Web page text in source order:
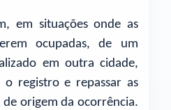
em situações onde as
ocupadas, de um
em outra cidade,
registro e repassar as
origem da ocorrência.